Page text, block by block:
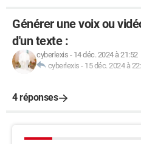
Générer une voix ou
d'un texte :
cyberlexis - 14 déc. 2024 à 21:52
cyberlexis - 15 déc. 2024 à
4 réponses